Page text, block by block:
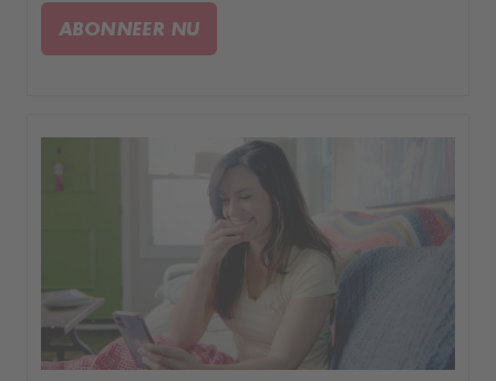
anders, maar iedereen heeft een tragisch einde.
ABONNEER NU